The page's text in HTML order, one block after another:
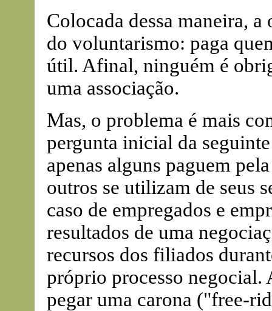
Colocada dessa maneira,
do voluntarismo: paga
útil. Afinal, ninguém é
uma associação.
Mas, o problema é mais
pergunta inicial da
apenas alguns paguem
outros se utilizam de seus
caso de empregados e
resultados de uma
recursos dos filiados
próprio processo negocial.
pegar uma carona ("free-